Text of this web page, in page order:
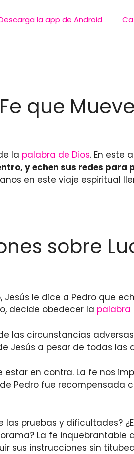
la app de Android
que
la palabra de Dios. En este
y echen sus redes para
en este viaje espiritual
sobre
Jesús le dice a Pedro que
decide obedecer la palabra
las circunstancias
Jesús a pesar de todas las
en contra. La fe nos
Pedro fue recompensada
pruebas y dificultades?
La fe inquebrantable
sus instrucciones sin